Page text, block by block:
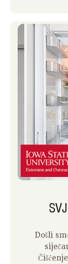
Došli